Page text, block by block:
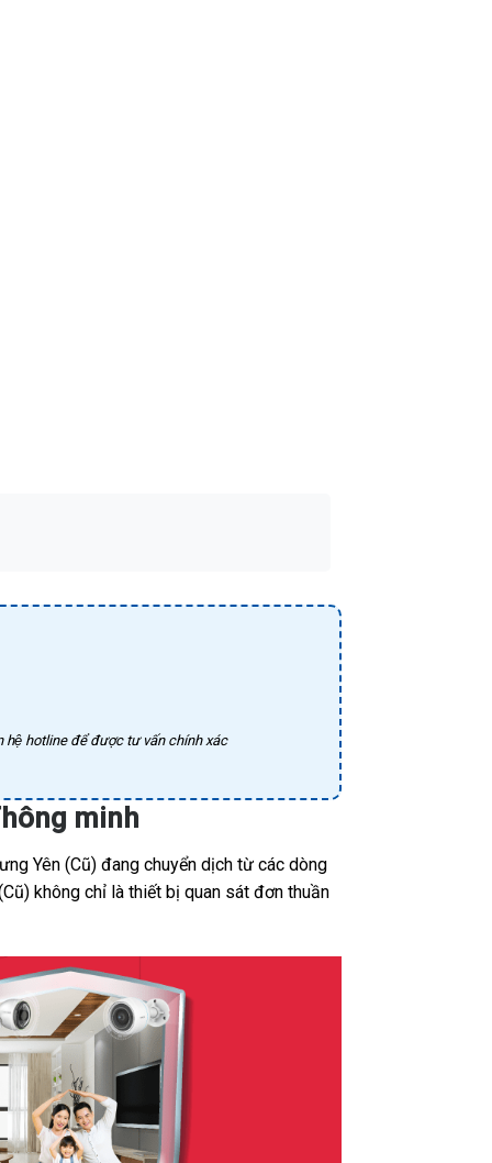
hệ hotline để được tư vấn chính xác
minh
Yên (Cũ) đang chuyển dịch từ các dòng
không chỉ là thiết bị quan sát đơn thuần